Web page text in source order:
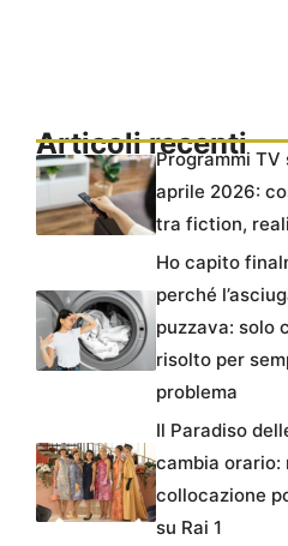
Articoli recenti
Programmi TV
aprile 2026:
tra fiction,
Ho capito
perché
puzzava: solo
risolto per
problema
Il Paradiso
cambia orario:
collocazione
su Rai 1